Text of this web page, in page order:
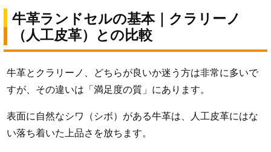
牛革ランドセルの基本｜クラリーノ
（人工皮革）との比較
牛革とクラリーノ、どちらが良いか迷う方は非常に多いで
すが、その違いは「満足度の質」にあります。
表面に自然なシワ（シボ）がある牛革は、人工皮革にはな
い落ち着いた上品さを放ちます。